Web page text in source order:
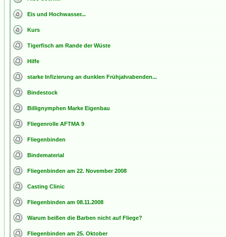
Eis und Hochwasser...
Kurs
Tigerfisch am Rande der Wüste
Hilfe
starke Infizierung an dunklen Frühjahrabenden...
Bindestock
Billignymphen Marke Eigenbau
Fliegenrolle AFTMA 9
Fliegenbinden
Bindematerial
Fliegenbinden am 22. November 2008
Casting Clinic
Fliegenbinden am 08.11.2008
Warum beißen die Barben nicht auf Fliege?
Fliegenbinden am 25. Oktober